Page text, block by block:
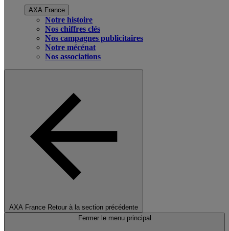
AXA France
Notre histoire
Nos chiffres clés
Nos campagnes publicitaires
Notre mécénat
Nos associations
AXA France Retour à la section précédente
Fermer le menu principal